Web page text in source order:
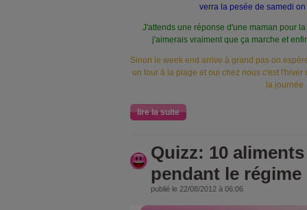
verra la pesée de samedi
J'attends une réponse d'une maman pour
j'aimerais vraiment que ça marche et
Sinon le week end arrive à grand pas on
un tour à la plage et oui chez nous c'est l'hiver
la journée
lire la suite
Quizz: 10
pendant le régime
publié le 22/08/2012 à 06:06